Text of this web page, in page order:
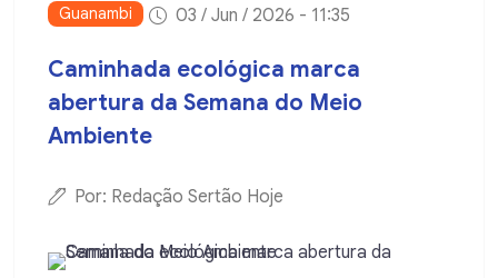
Guanambi 03 / Jun / 2026 - 11:35
Caminhada ecológica marca
abertura da Semana do Meio
Ambiente
Por: Redação Sertão Hoje